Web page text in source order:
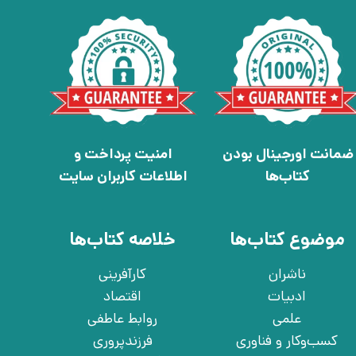
ضمانت اورجینال بودن
کتاب‌ها
امنیت پرداخت و
اطلاعات کاربران سایت
موضوع کتاب‌ها
ناشران
ادبیات
علمی
کسب‌وکار و فناوری
خلاصه کتاب‌ها
کارآفرینی
اقتصاد
روابط عاطفی
فرزندپروری